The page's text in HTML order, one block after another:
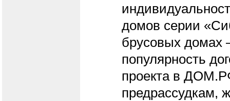
домов серии
брусовых домах
популярность
проекта в
предрассудкам,